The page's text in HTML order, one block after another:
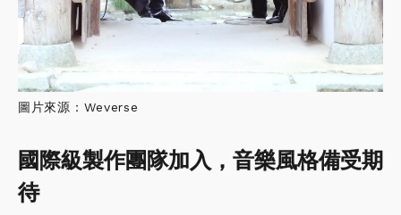
圖片來源：Weverse
國際級製作團隊加入，音樂風格備受期
待